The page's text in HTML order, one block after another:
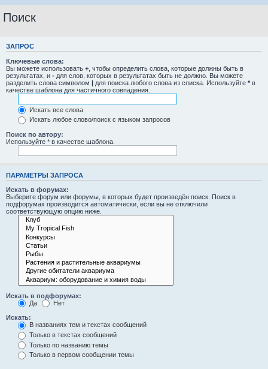
Поиск
ЗАПРОС
Ключевые слова:
Вы можете использовать + , чтобы определить слова, которые должны быть в
результатах, и - для слов, которых в результатах быть не должно. Вы можете
разделить слова символом | для поиска любого слова из списка. Используйте * в
качестве шаблона для частичного совпадения.
Искать все слова
Искать любое слово/поиск с языком запросов
Поиск по автору:
Используйте * в качестве шаблона.
ПАРАМЕТРЫ ЗАПРОСА
Искать в форумах:
Выберите форум или форумы, в которых будет произведён поиск. Поиск в
подфорумах производится автоматически, если вы не отключили
соответствующую опцию ниже.
Искать в подфорумах:
Да
Нет
Искать:
В названиях тем и текстах сообщений
Только в текстах сообщений
Только по названию темы
Только в первом сообщении темы